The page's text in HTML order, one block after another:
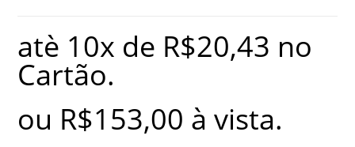
atè 10x de R$20,43 no
Cartão.
ou R$153,00 à vista.